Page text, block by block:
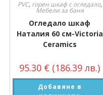
PVC, горен шкаф с огледало,
Мебели за баня
Огледало шкаф
Наталия 60 см-Victoria
Ceramics
95.30 € (186.39 лв.)
Добавяне в